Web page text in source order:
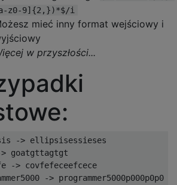
z0-9]{2,})*$/i
mieć inny format wejściowy i
w przyszłości...
-> ellipsisessieses
goatgttagtgt
-> covfefeceefcece
-> programmer5000p000p0p0